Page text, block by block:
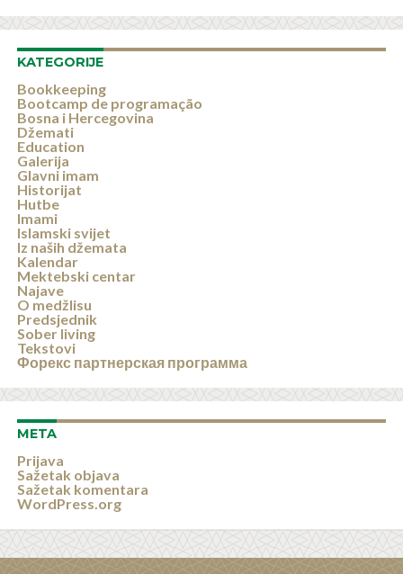
KATEGORIJE
Bookkeeping
Bootcamp de programação
Bosna i Hercegovina
Džemati
Education
Galerija
Glavni imam
Historijat
Hutbe
Imami
Islamski svijet
Iz naših džemata
Kalendar
Mektebski centar
Najave
O medžlisu
Predsjednik
Sober living
Tekstovi
Форекс партнерская программа
META
Prijava
Sažetak objava
Sažetak komentara
WordPress.org